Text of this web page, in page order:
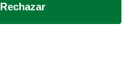
Rechazar